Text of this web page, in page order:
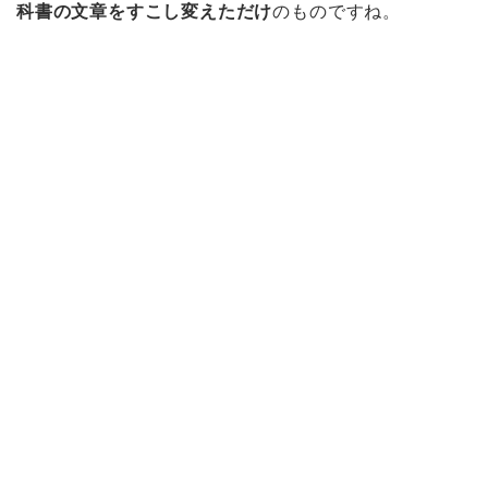
科書の文章をすこし変えただけのものですね。